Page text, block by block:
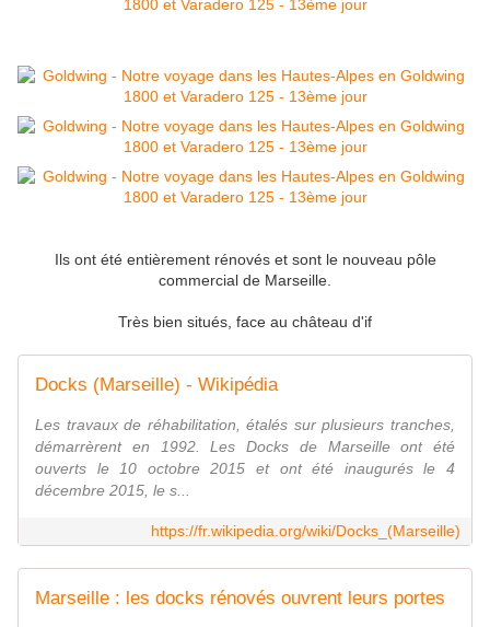
Ils ont été entièrement rénovés et sont le nouveau pôle
commercial de Marseille.
Très bien situés, face au château d'if
Docks (Marseille) - Wikipédia
Les travaux de réhabilitation, étalés sur plusieurs tranches,
démarrèrent en 1992. Les Docks de Marseille ont été
ouverts le 10 octobre 2015 et ont été inaugurés le 4
décembre 2015, le s...
https://fr.wikipedia.org/wiki/Docks_(Marseille)
Marseille : les docks rénovés ouvrent leurs portes